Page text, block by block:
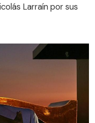
Larraín por sus